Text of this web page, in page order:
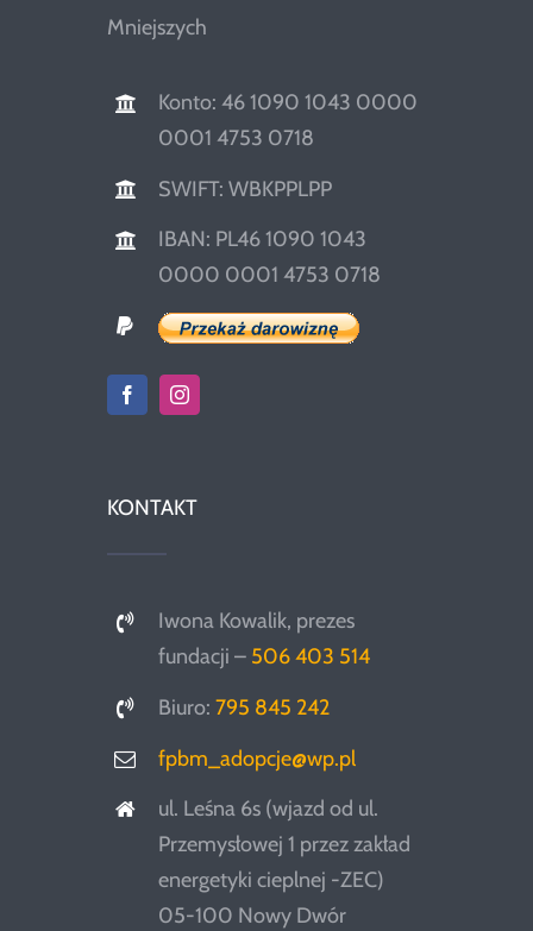
Mniejszych
Konto: 46 1090 1043 0000
0001 4753 0718
SWIFT: WBKPPLPP
IBAN: PL46 1090 1043
0000 0001 4753 0718
KONTAKT
Iwona Kowalik, prezes
fundacji – 506 403 514
Biuro:795 845 242
fpbm_adopcje@wp.pl
ul. Leśna 6s (wjazd od ul.
Przemysłowej 1 przez zakład
energetyki cieplnej -ZEC)
05-100 Nowy Dwór